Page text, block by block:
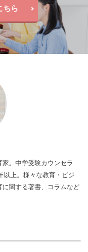
ちら
。中学受験カウンセラ
以上。様々な教育・ビジ
関する著書、コラムなど